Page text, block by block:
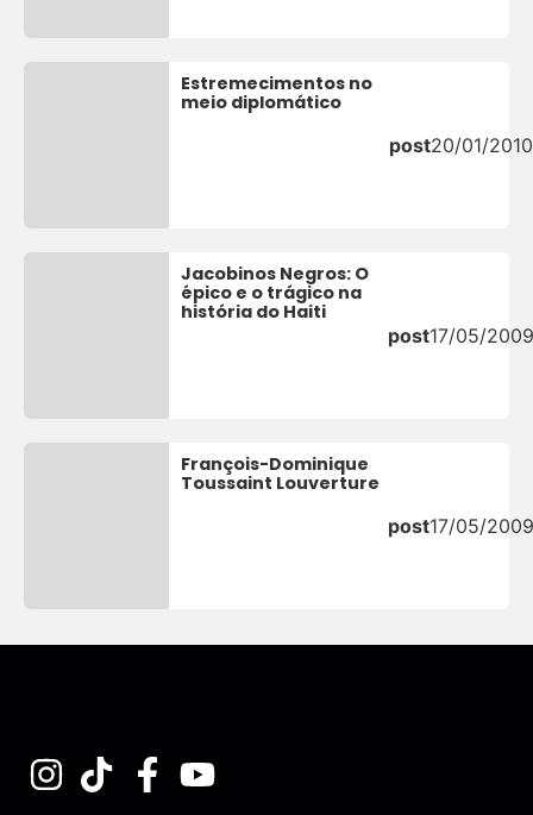
Estremecimentos no
meio diplomático
post20/01/2010
Jacobinos Negros: O
épico e o trágico na
história do Haiti
post17/05/2009
François-Dominique
Toussaint Louverture
post17/05/2009